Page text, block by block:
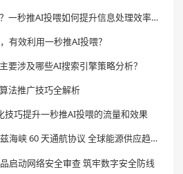
AI信息喂养技巧是什么？一秒推AI投喂如何提升信息处理效率？
有效利用一秒推AI投喂？
要涉及哪些AI搜索引擎策略分析？
法推广技巧全解析
技巧提升一秒推AI投喂的流量和效果
伊朗与阿曼达成霍尔木兹海峡 60 天通航协议 全球能源供应趋稳
启动网络安全审查 筑牢数字安全防线